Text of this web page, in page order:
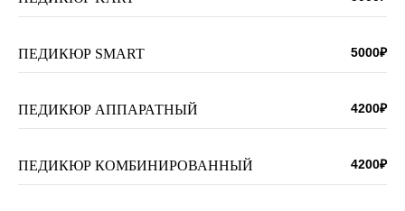
ПЕДИКЮР SMART 5000₽
ПЕДИКЮР АППАРАТНЫЙ 4200₽
ПЕДИКЮР КОМБИНИРОВАННЫЙ 4200₽